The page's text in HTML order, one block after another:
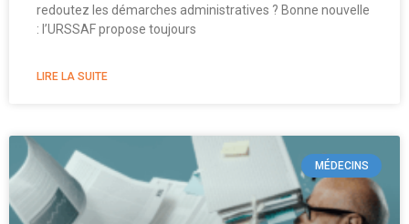
redoutez les démarches administratives ? Bonne nouvelle
: l’URSSAF propose toujours
LIRE LA SUITE
MÉDECINS